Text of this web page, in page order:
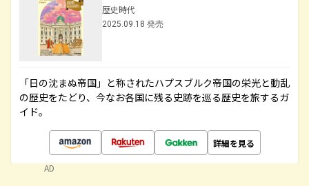
歴史時代
2025.09.18 発売
「日の沈まぬ帝国」と称されたハプスブルク帝国の栄光と動乱
の歴史をたどり、今なお各国に残る史跡を巡る歴史を旅するガ
イド。
詳細を見る
AD